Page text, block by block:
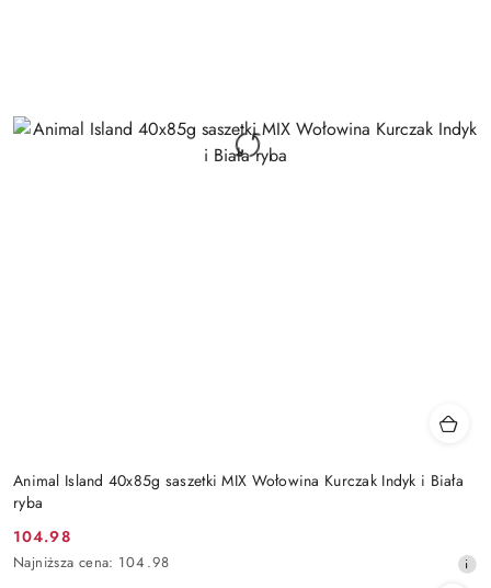
Animal Island 40x85g saszetki MIX Wołowina Kurczak Indyk i Biała
ryba
Cena
promocyjna:
104.98
Najniższa
Najniższa cena: 104.98